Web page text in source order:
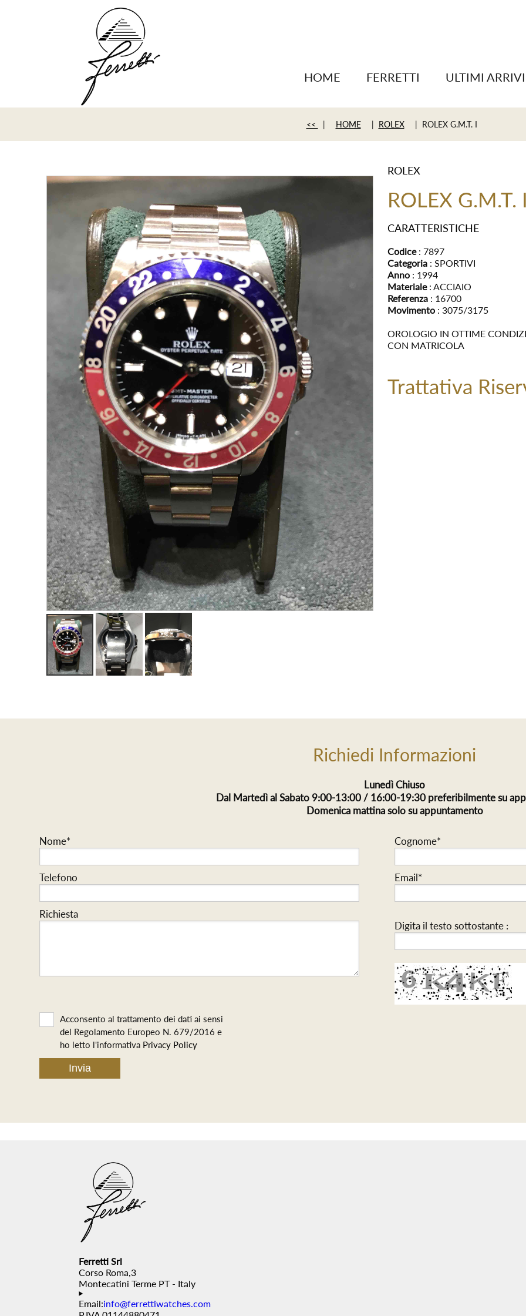
HOME FERRETTI ULTIMI ARRIVI
<< | HOME | ROLEX | ROLEX G.M.T. I
ROLEX
ROLEX G.M.T. I
CARATTERISTICHE
Codice: 7897
Categoria: SPORTIVI
Anno: 1994
Materiale: ACCIAIO
Referenza: 16700
Movimento: 3075/3175
OROLOGIO IN OTTIME
CON MATRICOLA
Trattativa
Richiedi Informazioni
Lunedì Chiuso
Dal Martedì al Sabato 9:00-13:00 / 16:00-19:30 preferibilmente su
Domenica mattina solo su appuntamento
Nome* Cognome*
Telefono Email*
Richiesta
Digita il testo sottostante :
Acconsento al trattamento dei dati ai sensi
del Regolamento Europeo N. 679/2016 e
ho letto l'informativa Privacy Policy
Ferretti Srl
Corso Roma,3
Montecatini Terme PT - Italy
Email:info@ferrettiwatches.com